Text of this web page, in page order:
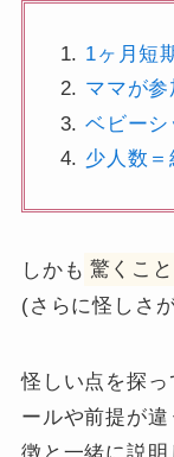
1ヶ月短
ママが
ベビー
少人数
しかも 驚くこ
(さらに怪しさ
怪しい点を探
ールや前提が
徴と一緒に説明